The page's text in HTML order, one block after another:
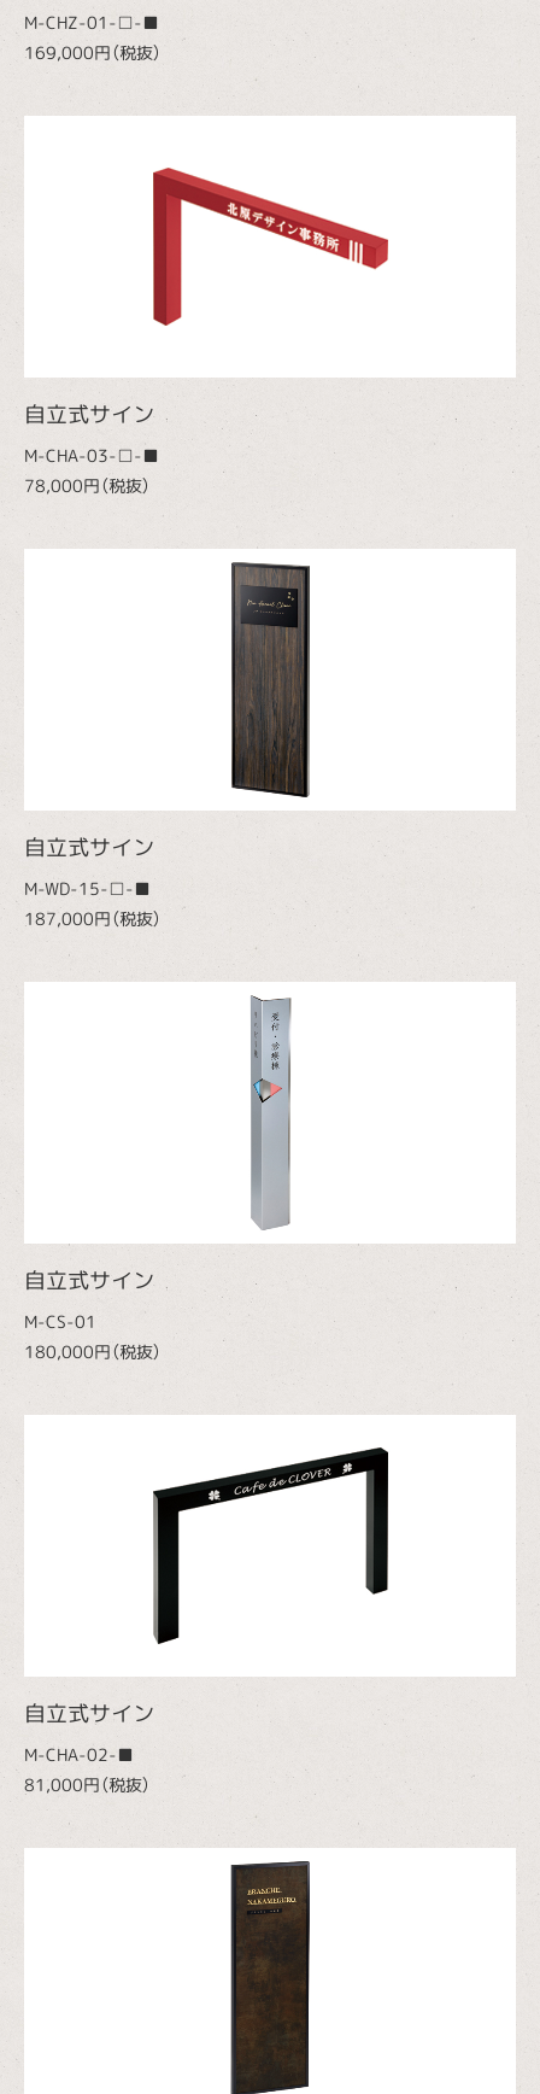
M-CHZ-01-□-■
169,000円（税抜）
自立式サイン
M-CHA-03-□-■
78,000円（税抜）
自立式サイン
M-WD-15-□-■
187,000円（税抜）
自立式サイン
M-CS-01
180,000円（税抜）
自立式サイン
M-CHA-02-■
81,000円（税抜）